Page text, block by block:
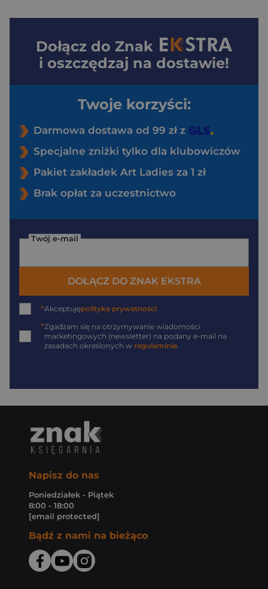
Dołącz do Znak
i oszczędzaj na dostawie!
Twoje korzyści:
Darmowa dostawa od 99 zł z
Specjalne zniżki tylko dla klubowiczów
Pakiet zakładek Art Ladies za 1 zł
Brak opłat za uczestnictwo
Twój e-mail
DOŁĄCZ DO ZNAK EKSTRA
*Akceptujępolitykę prywatności
*Zgadzam się na otrzymywanie wiadomości
marketingowych (newsletter) na podany e-mail na
zasadach określonych w regulaminie
Napisz do nas
Poniedziałek - Piątek
8:00 - 18:00
[email protected]
Bądź z nami na bieżąco